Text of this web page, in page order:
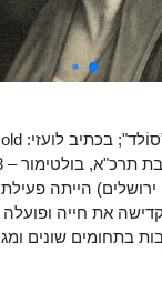
ירושלים) הייתה
את חייה ופועלה
בתחומים שונים